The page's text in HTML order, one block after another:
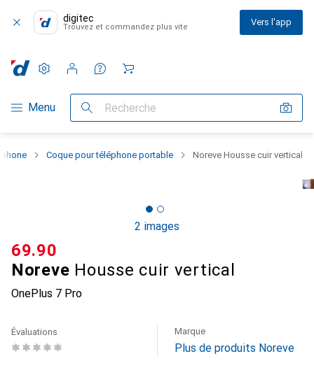
digitec
Trouvez et commandez plus vite Vers l'app
Navigation par catégorie
Menu Recherche
Paramètres
Compte client
Listes de comparaison
Listes d'envies
Panier
Coque pour téléphone portable Noreve Housse cuir vertical
2 images
Noreve Housse cuir vertical
OnePlus 7 Pro
CHF
69.90
Évaluations Marque
Plus de produits Noreve